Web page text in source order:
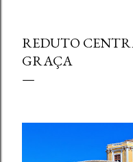
REDUTO
GRAÇA